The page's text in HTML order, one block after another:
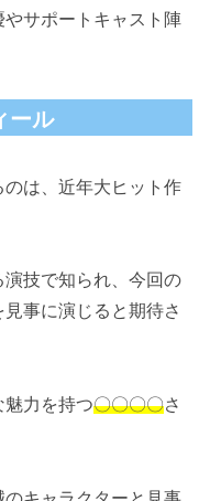
サポートキャスト陣
ール
は、近年大ヒット作
技で知られ、今回の
見事に演じると期待さ
魅力を持つ〇〇〇〇さ